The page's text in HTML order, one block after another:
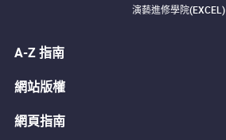
演藝進修學院(EXCEL)
A-Z 指南
網站版權
網頁指南